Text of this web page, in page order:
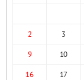
2
3
9
10
16
17